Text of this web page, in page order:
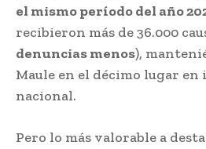
el mismo período del año
recibieron más de 36.000
denuncias menos),
Maule en el décimo lugar
nacional.
Pero lo más valorable a